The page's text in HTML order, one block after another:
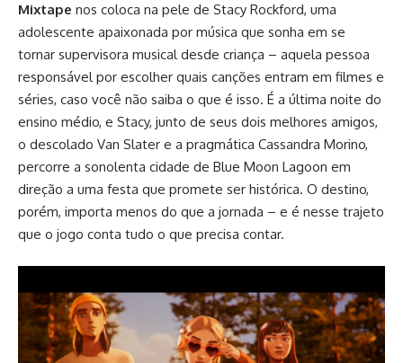
Mixtape nos coloca na pele de Stacy Rockford, uma
adolescente apaixonada por música que sonha em se
tornar supervisora musical desde criança – aquela pessoa
responsável por escolher quais canções entram em filmes e
séries, caso você não saiba o que é isso. É a última noite do
ensino médio, e Stacy, junto de seus dois melhores amigos,
o descolado Van Slater e a pragmática Cassandra Morino,
percorre a sonolenta cidade de Blue Moon Lagoon em
direção a uma festa que promete ser histórica. O destino,
porém, importa menos do que a jornada – e é nesse trajeto
que o jogo conta tudo o que precisa contar.